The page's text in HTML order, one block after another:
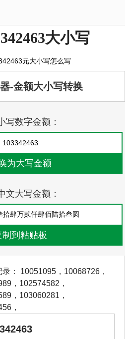
大小写
元大小写怎么写
-金额大小写转换
写数字金额：
文大写金额：
： 10051095 ， 10068726 ，
， 102574582 ，
， 103060281 ，
，